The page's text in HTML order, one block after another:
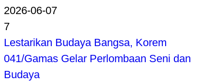
2026-06-07
7
Lestarikan Budaya Bangsa, Korem
041/Gamas Gelar Perlombaan Seni dan
Budaya